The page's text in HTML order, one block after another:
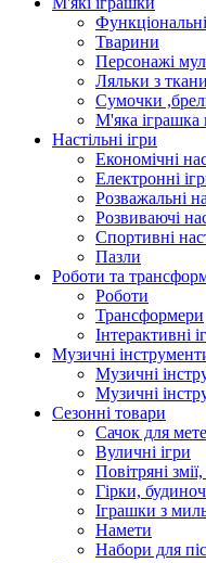
Тварини
Персонажі
Ляльки з
Сумочки
М'яка іграшка
Настільні ігри
Економічні
Електронні
Розважальні
Розвиваючі
Спортивні
Пазли
Роботи та
Роботи
Трансформери
Інтерактивні
Музичні
Музичні
Музичні
Сезонні товари
Сачок для
Вуличні ігри
Повітряні
Гірки,
Іграшки з
Намети
Набори для